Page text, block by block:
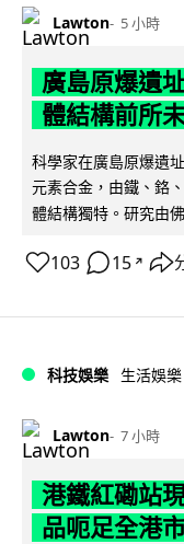
Lawton 5 小時
廣島原爆遺
體結構前所
科學家在廣島原爆遺
元素合金，由鐵、鉻
體結構獨特。研究由
103 15 ↗
科技娛樂 生活娛樂
Lawton 7 小時
港鐵紅磡站
品呃足全港